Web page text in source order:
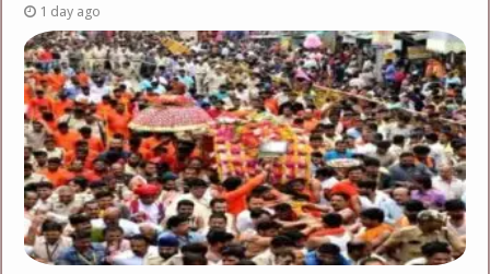
1 day ago